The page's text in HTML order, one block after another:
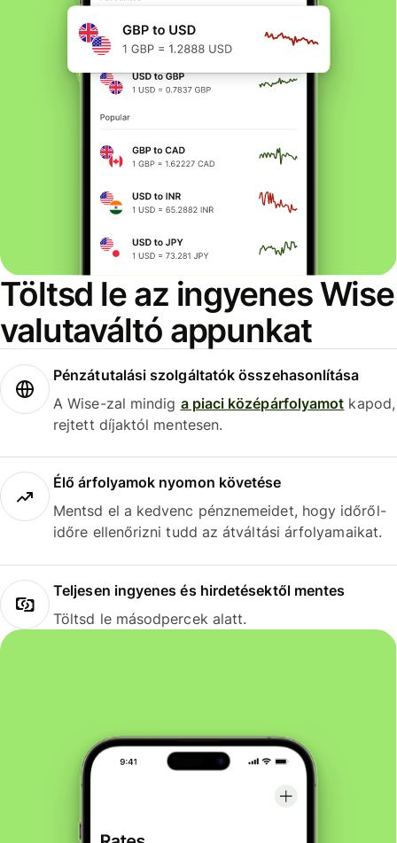
Töltsd le az ingyenes Wise
valutaváltó appunkat
Pénzátutalási szolgáltatók összehasonlítása
A Wise-zal mindig a piaci középárfolyamot kapod,
rejtett díjaktól mentesen.
Élő árfolyamok nyomon követése
Mentsd el a kedvenc pénznemeidet, hogy időről-
időre ellenőrizni tudd az átváltási árfolyamaikat.
Teljesen ingyenes és hirdetésektől mentes
Töltsd le másodpercek alatt.